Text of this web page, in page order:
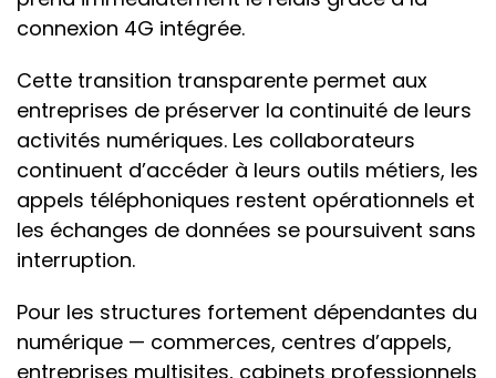
connexion 4G intégrée.
Cette transition transparente permet aux
entreprises de préserver la continuité de leurs
activités numériques. Les collaborateurs
continuent d’accéder à leurs outils métiers, les
appels téléphoniques restent opérationnels et
les échanges de données se poursuivent sans
interruption.
Pour les structures fortement dépendantes du
numérique — commerces, centres d’appels,
entreprises multisites, cabinets professionnels